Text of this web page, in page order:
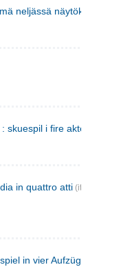
neljässä näytöksessä
i fire akter
in quattro atti (italiensk)
in vier Aufzügen